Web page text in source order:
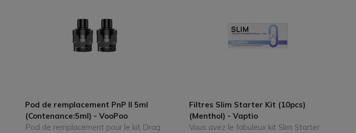
Pod de remplacement PnP II 5ml
(Contenance:5ml) - VooPoo
Pod de remplacement pour le kit Drag
Filtres Slim Starter Kit (10pcs)
(Menthol) - Vaptio
Vous avez le fabuleux kit Slim Starter